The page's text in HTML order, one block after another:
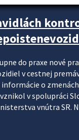
do praxe nové
v cestnej
o
v spolupráci
vnútra SR.